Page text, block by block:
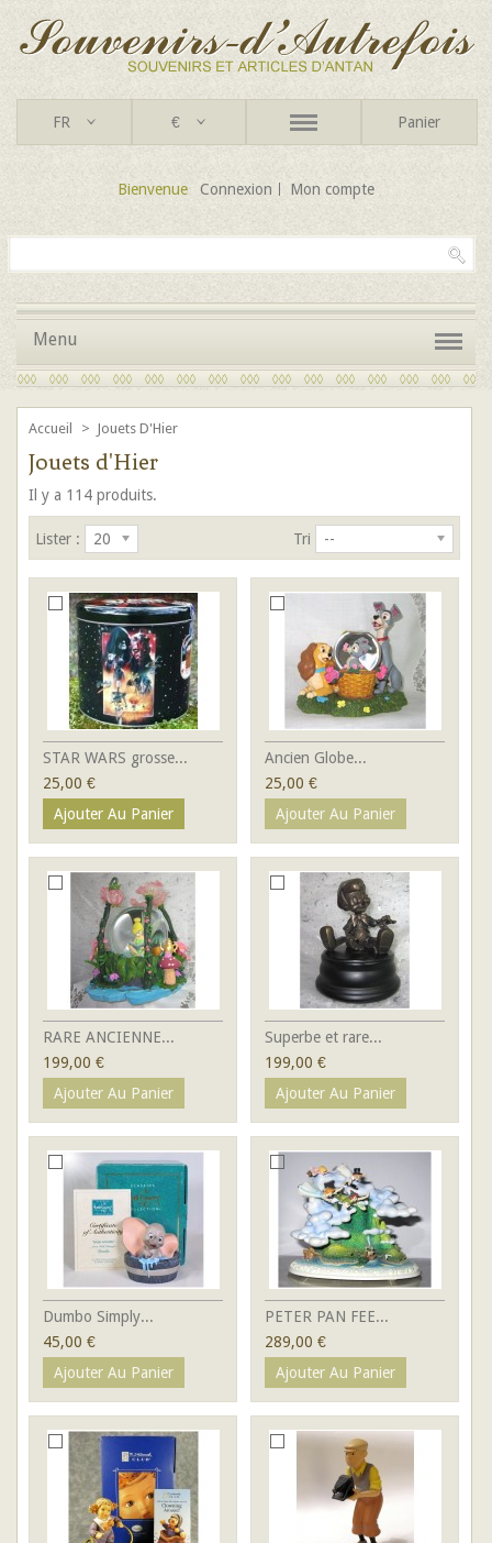
FR € Panier
Bienvenue Connexion Mon compte
Menu
Accueil > Jouets D'Hier
Jouets d'Hier
Il y a 114 produits.
Tri --
Lister : 20
STAR WARS grosse...
25,00 €
Ajouter Au Panier
Ancien Globe...
25,00 €
Ajouter Au Panier
RARE ANCIENNE...
199,00 €
Ajouter Au Panier
Superbe et rare...
199,00 €
Ajouter Au Panier
Dumbo Simply...
45,00 €
Ajouter Au Panier
PETER PAN FEE...
289,00 €
Ajouter Au Panier